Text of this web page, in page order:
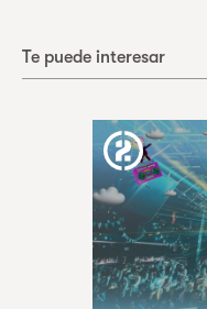
Te puede interesar